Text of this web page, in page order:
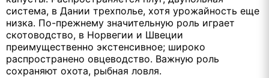
система, в Дании трехполье, хотя урожайность еще
низка. По-прежнему значительную роль играет
скотоводство, в Норвегии и Швеции
преимущественно экстенсивное; широко
распространено овцеводство. Важную роль
сохраняют охота, рыбная ловля.